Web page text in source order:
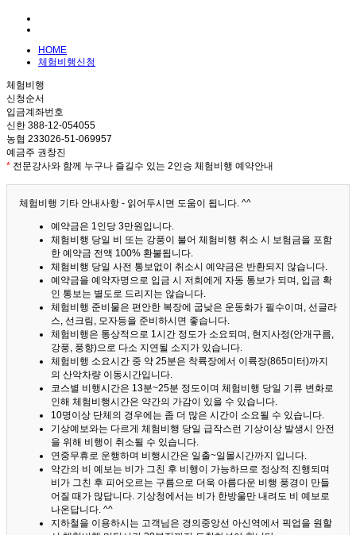
HOME
체험비행신청
체험비행
신청순서
입금계좌번호
신한 388-12-054055
농협 233026-51-069957
예금주 권창진
* 전문강사와 함께 누구나 즐길수 있는 2인승 체험비행 예약안내
체험비행 기타 안내사항 - 읽어두시면 도움이 됩니다. ^^
예약금은 1인당 3만원입니다.
체험비행 당일 비 또는 강풍이 불어 체험비행 취소 시 보험금을 포함
한 예약금 전액 100% 환불됩니다.
체험비행 당일 사전 통보없이 취소시 예약금은 반환되지 않습니다.
예약금을 예약자명으로 입금 시 저희에게 자동 통보가 되며, 입금 확
인 통보는 별도로 드리지는 않습니다.
체험비행 준비물은 편안한 복장에 굽낮은 운동화가 필수이며, 선글라
스, 선크림, 모자등을 준비하시면 좋습니다.
체험비행은 통상적으로 1시간 정도가 소요되며, 현지사정(안개구름,
강풍, 풍향)으로 다소 지연될 소지가 있습니다.
체험비행 소요시간 중 약 25분은 착륙장에서 이륙장(865미터)까지
의 산악차량 이동시간입니다.
코스별 비행시간은 13분~25분 정도이며 체험비행 당일 기류 변화로
인해 체험비행시간은 약간의 가감이 있을 수 있습니다.
10명이상 단체의 경우에는 좀 더 많은 시간이 소요될 수 있습니다.
기상예보와는 다르게 체험비행 당일 급작스런 기상이상 발생시 안전
을 위해 비행이 취소될 수 있습니다.
연중무휴로 운행하며 비행시간은 일출~일몰시간까지 입니다.
약간의 비 예보는 비가 그친 후 비행이 가능하므로 정상적 진행되며
비가 그친 후 피어오르는 구름으로 더욱 아름다운 비행 풍경이 만들
어질 때가 많답니다. 기상청에서는 비가 한방울만 내려도 비 예보로
나온답니다. ^^
지하철을 이용하시는 고객님은 경의중앙선 아신역에서 픽업을 원할